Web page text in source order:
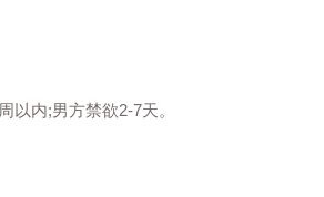
内;男方禁欲2-7天。